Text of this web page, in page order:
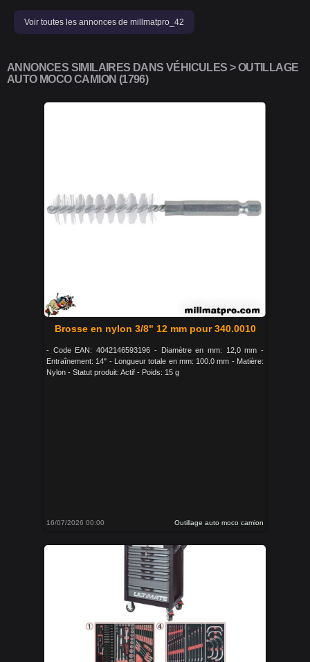
Voir toutes les annonces de millmatpro_42
ANNONCES SIMILAIRES DANS VÉHICULES > OUTILLAGE
AUTO MOCO CAMION (1796)
Brosse en nylon 3/8" 12 mm pour 340.0010
- Code EAN: 4042146593196 - Diamètre en mm: 12,0 mm -
Entraînement: 14" - Longueur totale en mm: 100.0 mm - Matière:
Nylon - Statut produit: Actif - Poids: 15 g
16/07/2026 00:00 Outillage auto moco camion